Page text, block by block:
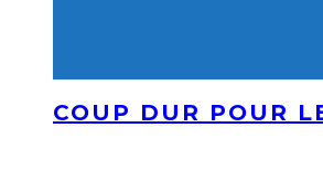
COUP DUR POUR